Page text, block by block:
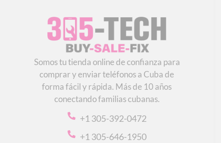
Somos tu tienda online de confianza para
comprar y enviar teléfonos a Cuba de
forma fácil y rápida. Más de 10 años
conectando familias cubanas.
+1 305-392-0472
+1 305-646-1950